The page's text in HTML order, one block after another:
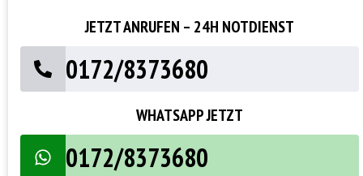
JETZT ANRUFEN – 24H NOTDIENST
0172/8373680
WHATSAPP JETZT
0172/8373680